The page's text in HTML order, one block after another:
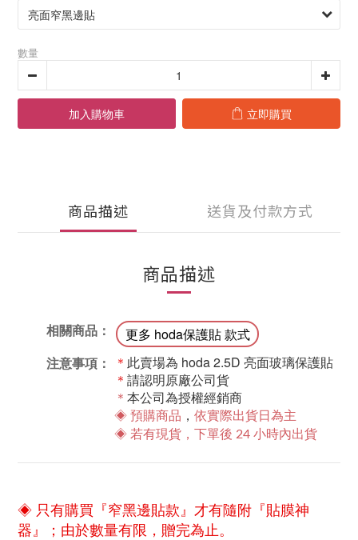
數量
加入購物車 立即購買
商品描述 送貨及付款方式
商品描述
相關商品：
更多 hoda保護貼 款式
注意事項：
＊ 此賣場為 hoda 2.5D 亮面玻璃保護貼
＊ 請認明原廠公司貨
＊ 本公司為授權經銷商
◈ 預購商品 ， 依實際出貨日為主
◈ 若有現貨，下單後 24 小時內出貨
◈ 只有購買『窄黑邊貼款』才有隨附『貼膜神
器』；由於數量有限，贈完為止。